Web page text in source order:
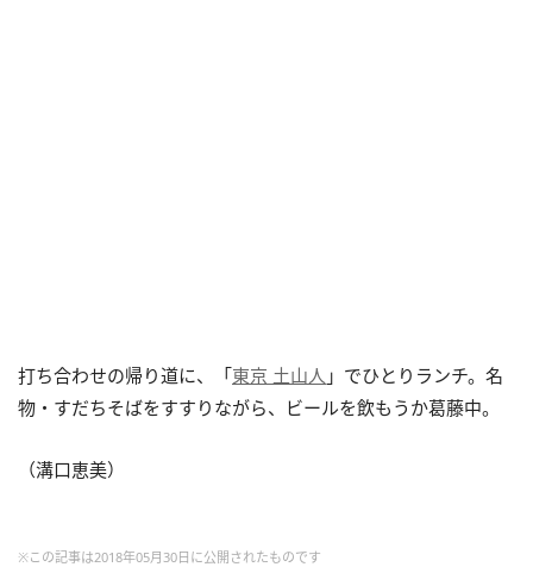
打ち合わせの帰り道に、「東京 土山人 」でひとりランチ。名
物・すだちそばをすすりながら、ビールを飲もうか葛藤中。
（溝口恵美）
※この記事は2018年05月30日に公開されたものです